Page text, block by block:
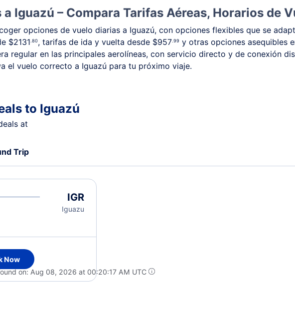
Iguazú – Compara Tarifas Aéreas, Horarios de
opciones de vuelo diarias a Iguazú, con opciones flexibles que se
$2131.80, tarifas de ida y vuelta desde $957.99 y otras opciones asequibles
regular en las principales aerolíneas, con servicio directo y de conexión
el vuelo correcto a Iguazú para tu próximo viaje.
to Iguazú
at
Trip
IGR
Iguazu
Now
on: Aug 08, 2026 at 00:20:17 AM UTC